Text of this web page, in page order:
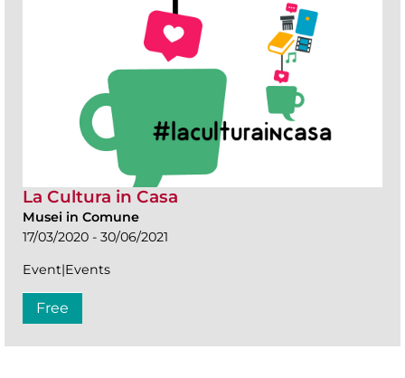
La Cultura in Casa
Musei in Comune
17/03/2020 - 30/06/2021
Event|Events
Free